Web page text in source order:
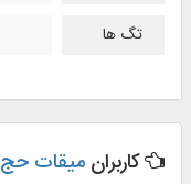
تگ ها
کاربران میقات حج